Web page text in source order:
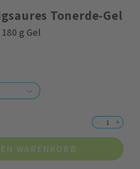
Tonerde-Gel
g Gel
WARENKORB